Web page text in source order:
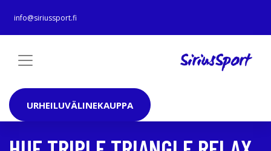
info@siriussport.fi
URHEILUVÄLINEKAUPPA